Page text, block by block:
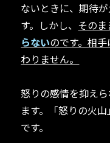
ないときに、期待
す。しかし、 そのま
らないのです。相
わりません。
怒りの感情を抑え
ます。「怒りの火
です。